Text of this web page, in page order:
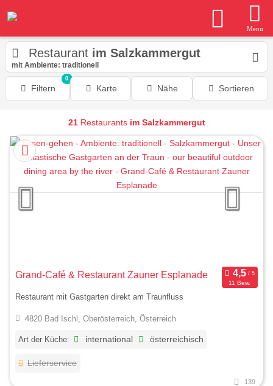
Menu
Restaurant im Salzkammergut
mit Ambiente: traditionell
Filtern
0
Karte Nähe Sortieren
21Restaurants im Salzkammergut
Grand-Café & Restaurant Zauner Esplanade
11 Bew.
Restaurant mit Gastgarten direkt am Traunfluss
4820 Bad Ischl, Oberösterreich, Österreich
Art der Küche: international österreichisch
Lieferservice
139